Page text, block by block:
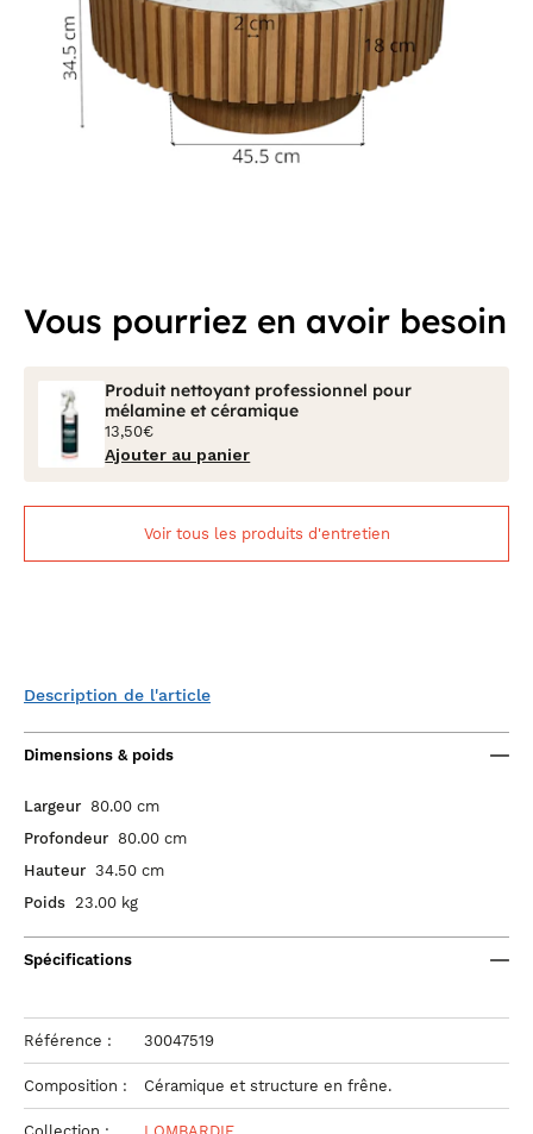
Vous pourriez en avoir besoin
Produit nettoyant professionnel pour
mélamine et céramique
13,50€
Ajouter au panier
Voir tous les produits d'entretien
Description de l'article
Dimensions & poids
Largeur 80.00 cm
Profondeur 80.00 cm
Hauteur 34.50 cm
Poids 23.00 kg
Spécifications
Référence : 30047519
Composition : Céramique et structure en frêne.